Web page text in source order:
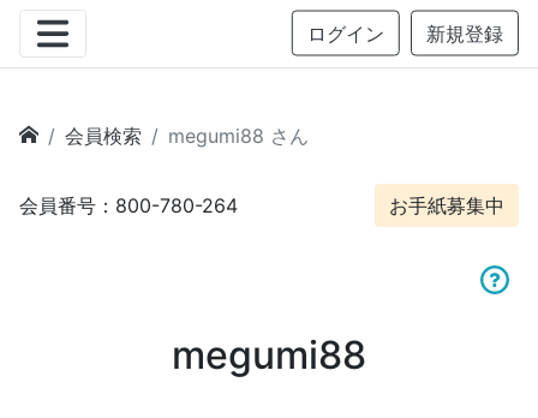
ログイン 新規登録
会員検索 megumi88 さん
会員番号：800-780-264 お手紙募集中
megumi88